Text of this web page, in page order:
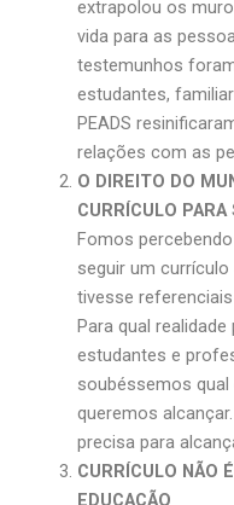
extrapolou os
vida para as
testemunhos
estudantes,
PEADS
relações com as
O DIREITO DO
CURRÍCULO
Fomos
seguir um
tivesse
Para qual
estudantes e
soubéssemos
queremos
precisa para
CURRÍCULO NÃO
EDUCAÇÃO